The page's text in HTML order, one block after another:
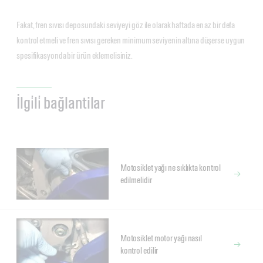
Fakat, fren sıvısı deposundaki seviyeyi göz ile olarak haftada en az bir defa
kontrol etmeli ve fren sıvısı gereken minimum seviyenin altına düşerse uygun
spesifikasyonda bir ürün eklemelisiniz.
İlgi̇li̇ bağlantilar
Motosiklet yağı ne sıklıkta kontrol
edilmelidir
Motosiklet motor yağı nasıl
kontrol edilir